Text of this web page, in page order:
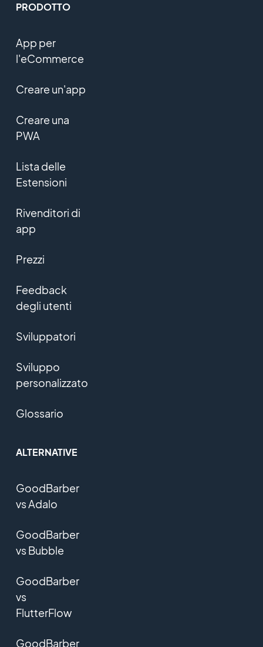
PRODOTTO
App per
l'eCommerce
Creare un'app
Creare una
PWA
Lista delle
Estensioni
Rivenditori di
app
Prezzi
Feedback
degli utenti
Sviluppatori
Sviluppo
personalizzato
Glossario
ALTERNATIVE
GoodBarber
vs Adalo
GoodBarber
vs Bubble
GoodBarber
vs
FlutterFlow
GoodBarber